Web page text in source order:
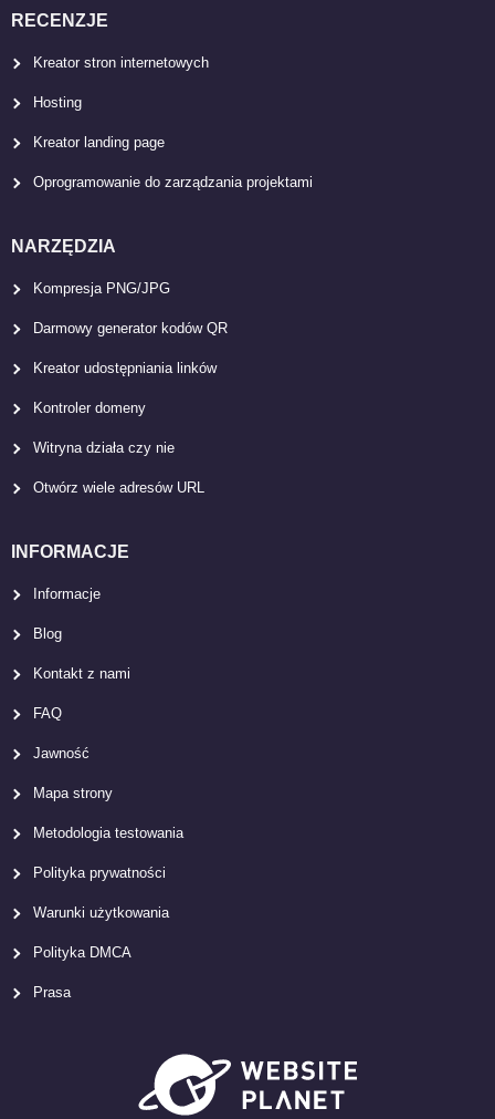
RECENZJE
Kreator stron internetowych
Hosting
Kreator landing page
Oprogramowanie do zarządzania projektami
NARZĘDZIA
Kompresja PNG/JPG
Darmowy generator kodów QR
Kreator udostępniania linków
Kontroler domeny
Witryna działa czy nie
Otwórz wiele adresów URL
INFORMACJE
Informacje
Blog
Kontakt z nami
FAQ
Jawność
Mapa strony
Metodologia testowania
Polityka prywatności
Warunki użytkowania
Polityka DMCA
Prasa